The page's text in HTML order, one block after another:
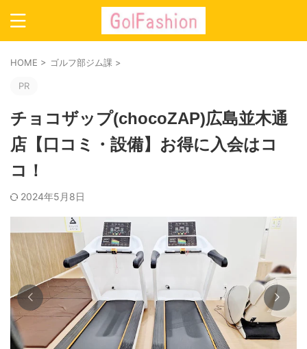
HOME > ゴルフ部ジム課 >
PR
チョコザップ(chocoZAP)広島並木通
店【口コミ・設備】お得に入会はコ
コ！
2024年5月8日